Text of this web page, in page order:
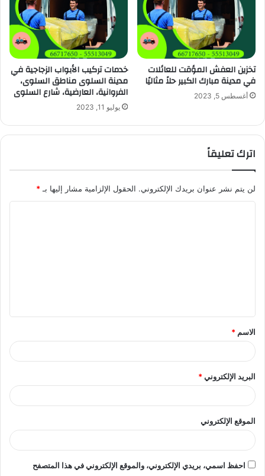
تخزين العفش المؤقت للعائلات
في مدينة مبارك الكبير حلاً مثاليًا
أغسطس 5, 2023
خدمات تركيب الأبواب الزجاجية في
مدينة السلوى مناطق السلوى،
الفروانية، العارضية، شارع السلوى
يوليو 11, 2023
اترك تعليقاً
لن يتم نشر عنوان بريدك الإلكتروني. الحقول الإلزامية مشار إليها بـ*
ق
*
الاسم *
البريد الإلكتروني*
الموقع الإلكتروني
احفظ اسمي، بريدي الإلكتروني، والموقع الإلكتروني في هذا المتصفح